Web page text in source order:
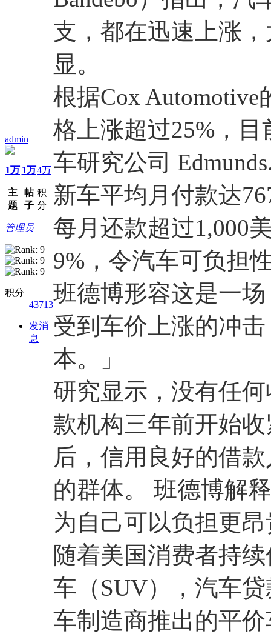
admin
1万
主
题
1万
帖
子
4万
积
分
管理员
积分
43713
发消
息
支，都在迅速上涨
显。
根据Cox
格上涨超过25%，
车研究公司
新车平均月付款达
每月还款超过1,000
9%，令汽车可负担
班德博形容这是一
受到车价上涨的冲
本。」
研究显示，没有任
款机构三年前开始
后，信用良好的借
的群体。 班德博解
为自己可以负担更
随着美国消费者持
车（SUV），汽车
车制造商推出的平